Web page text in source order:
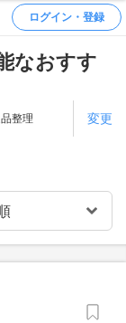
ログイン・登録
なおすす
整理 変更